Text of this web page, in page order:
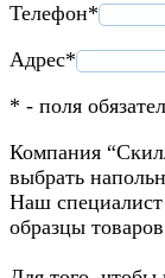
Телефон*
Адрес*
* - поля
Компания
выбрать
Наш специалист
образцы